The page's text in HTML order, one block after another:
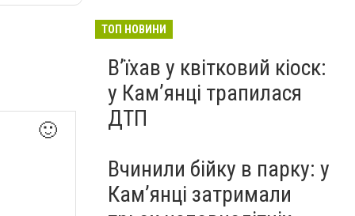
🙂
ТОП НОВИНИ
Вʼїхав у квітковий кіоск:
у Камʼянці трапилася
ДТП
Вчинили бійку в парку: у
Кам’янці затримали